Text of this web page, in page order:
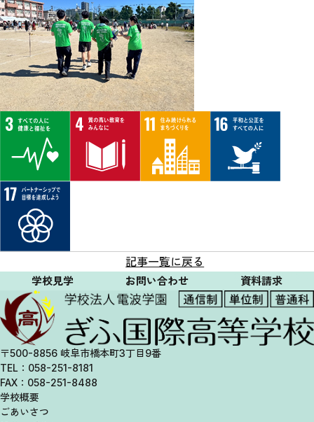
記事一覧に戻る
学校見学 お問い合わせ 資料請求
〒500-8856 岐阜市橋本町3丁目9番
TEL：058-251-8181
FAX：058-251-8488
学校概要
ごあいさつ